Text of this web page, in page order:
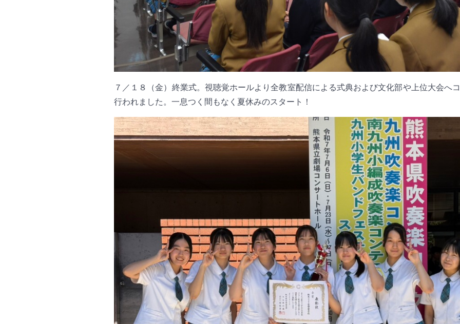
７／１８（金）終業式。視聴覚ホールより全教室配信による式典および文化部や上位大会へ
行われました。一息つく間もなく夏休みのスタート！